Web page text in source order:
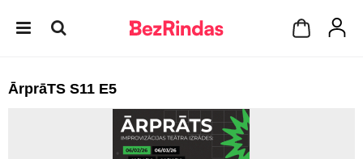
ĀrprāTS S11 E5